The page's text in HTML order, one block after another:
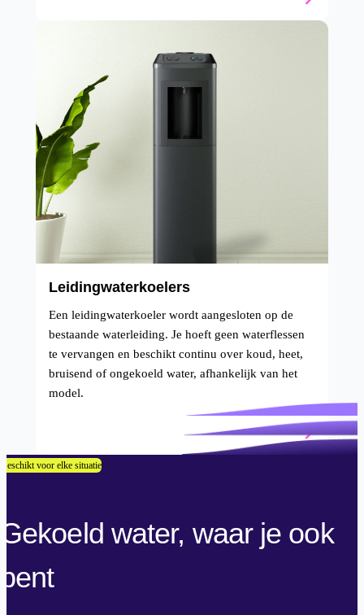
Leidingwaterkoelers
Een leidingwaterkoeler wordt aangesloten op de
bestaande waterleiding. Je hoeft geen waterflessen
te vervangen en beschikt continu over koud, heet,
bruisend of ongekoeld water, afhankelijk van het
model.
Geschikt voor elke situatie
Gekoeld water, waar je ook
bent